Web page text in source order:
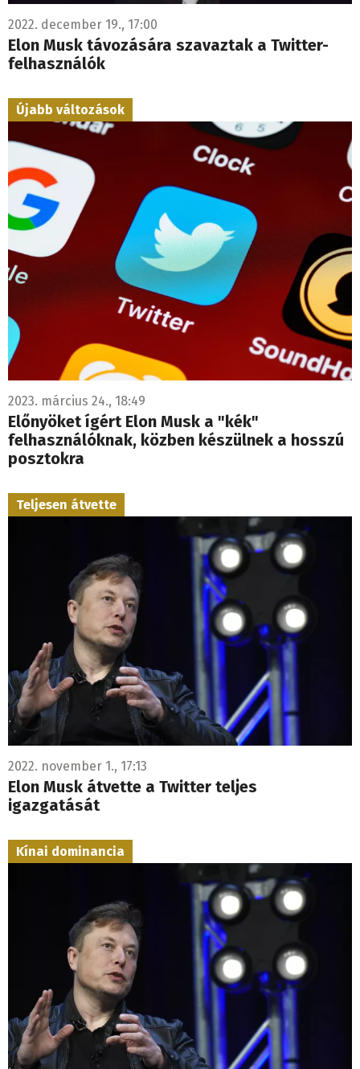
2022. december 19., 17:00
Elon Musk távozására szavaztak a Twitter-
felhasználók
Újabb változások
2023. március 24., 18:49
Előnyöket ígért Elon Musk a "kék"
felhasználóknak, közben készülnek a hosszú
posztokra
Teljesen átvette
2022. november 1., 17:13
Elon Musk átvette a Twitter teljes
igazgatását
Kínai dominancia